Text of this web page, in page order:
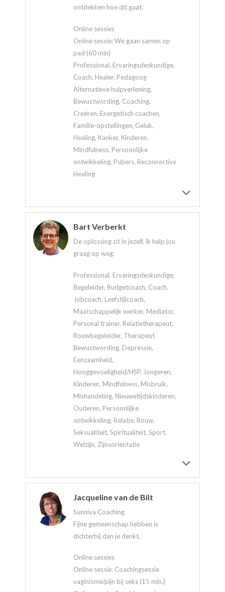
ontdekken hoe dit gaat.
Online sessies
Online sessie: We gaan samen op
pad (60 min)
Professional, Ervaringsdeskundige,
Coach, Healer, Pedagoog
Alternatieve hulpverlening,
Bewustwording, Coaching,
Creëren, Energetisch coachen,
Familie-opstellingen, Geluk,
Healing, Kanker, Kinderen,
Mindfulness, Persoonlijke
ontwikkeling, Pubers, Reconnective
Healing
Bart Verberkt
De oplossing zit in jezelf, ik help jou
graag op weg.
Professional, Ervaringsdeskundige,
Begeleider, Budgetcoach, Coach,
Jobcoach, Leefstijlcoach,
Maatschappelijk werker, Mediator,
Personal trainer, Relatietherapeut,
Rouwbegeleider, Therapeut
Bewustwording, Depressie,
Eenzaamheid,
Hooggevoeligheid/HSP, Jongeren,
Kinderen, Mindfulness, Misbruik,
Mishandeling, Nieuwetijdskinderen,
Ouderen, Persoonlijke
ontwikkeling, Relatie, Rouw,
Seksualiteit, Spiritualiteit, Sport,
Welzijn, Zijnsoriëntatie
Jacqueline van de Bilt
Sunniva Coaching
Fijne gemeenschap hebben is
dichterbij dan je denkt.
Online sessies
Online sessie: Coachingsessie
vaginisme/pijn bij seks (15 min.)